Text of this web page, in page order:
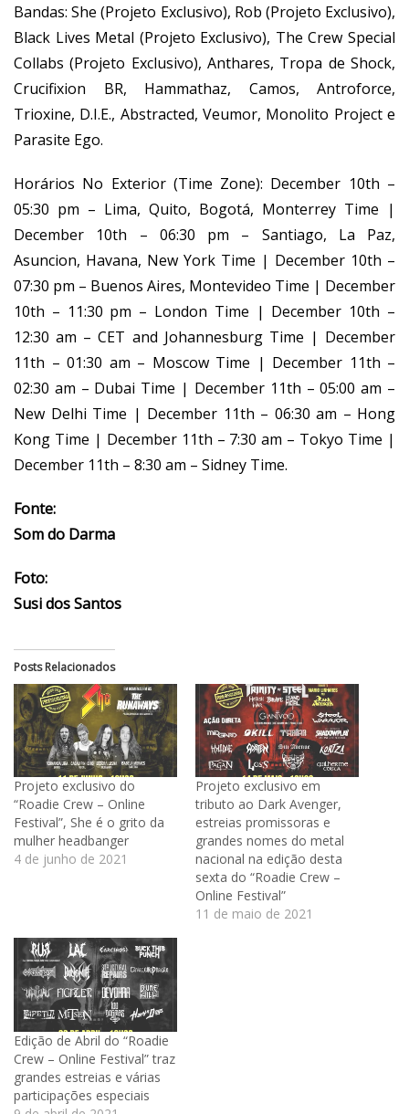
Bandas: She (Projeto Exclusivo), Rob (Projeto Exclusivo),
Black Lives Metal (Projeto Exclusivo), The Crew Special
Collabs (Projeto Exclusivo), Anthares, Tropa de Shock,
Crucifixion BR, Hammathaz, Camos, Antroforce,
Trioxine, D.I.E., Abstracted, Veumor, Monolito Project e
Parasite Ego.
Horários No Exterior (Time Zone): December 10th –
05:30 pm – Lima, Quito, Bogotá, Monterrey Time |
December 10th – 06:30 pm – Santiago, La Paz,
Asuncion, Havana, New York Time | December 10th –
07:30 pm – Buenos Aires, Montevideo Time | December
10th – 11:30 pm – London Time | December 10th –
12:30 am – CET and Johannesburg Time | December
11th – 01:30 am – Moscow Time | December 11th –
02:30 am – Dubai Time | December 11th – 05:00 am –
New Delhi Time | December 11th – 06:30 am – Hong
Kong Time | December 11th – 7:30 am – Tokyo Time |
December 11th – 8:30 am – Sidney Time.
Fonte:
Som do Darma
Foto:
Susi dos Santos
Posts Relacionados
Projeto exclusivo do
“Roadie Crew – Online
Festival”, She é o grito da
mulher headbanger
4 de junho de 2021
Projeto exclusivo em
tributo ao Dark Avenger,
estreias promissoras e
grandes nomes do metal
nacional na edição desta
sexta do “Roadie Crew –
Online Festival”
11 de maio de 2021
Edição de Abril do “Roadie
Crew – Online Festival” traz
grandes estreias e várias
participações especiais